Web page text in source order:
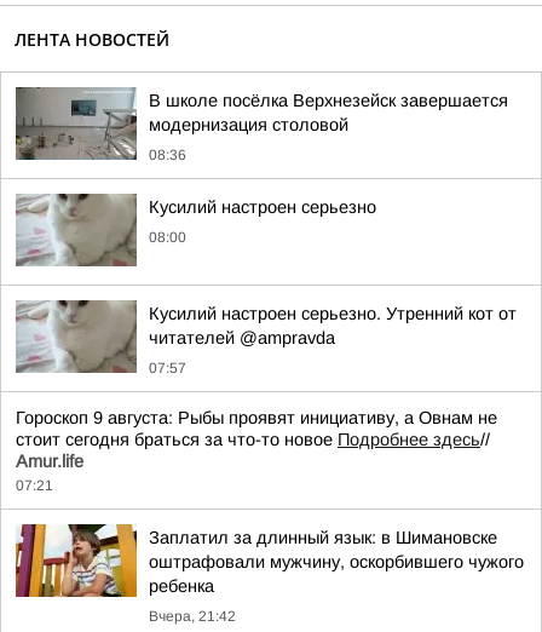
ЛЕНТА НОВОСТЕЙ
В школе посёлка Верхнезейск завершается
модернизация столовой
08:36
Кусилий настроен серьезно
08:00
Кусилий настроен серьезно. Утренний кот от
читателей @ampravda
07:57
Гороскоп 9 августа: Рыбы проявят инициативу, а Овнам не
стоит сегодня браться за что-то новое Подробнее здесь//
Аmur.life
07:21
Заплатил за длинный язык: в Шимановске
оштрафовали мужчину, оскорбившего чужого
ребенка
Вчера, 21:42